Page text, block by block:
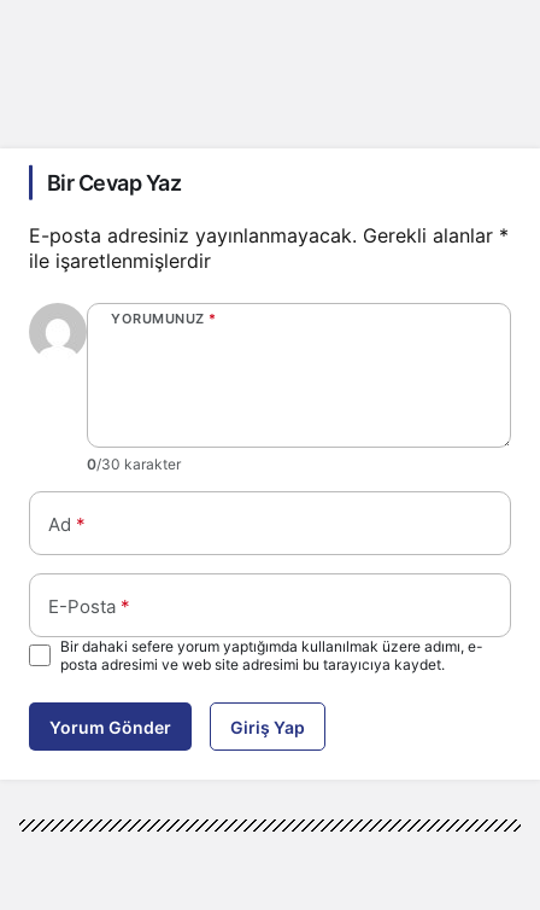
Bir Cevap Yaz
E-posta adresiniz yayınlanmayacak. Gerekli alanlar *
ile işaretlenmişlerdir
YORUMUNUZ *
0/30 karakter
Ad *
E-Posta *
Bir dahaki sefere yorum yaptığımda kullanılmak üzere adımı, e-
posta adresimi ve web site adresimi bu tarayıcıya kaydet.
Yorum Gönder Giriş Yap